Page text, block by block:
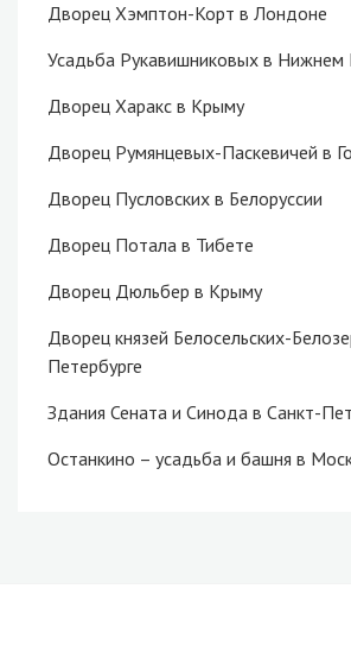
Дворец Хэмптон-Корт в Лондоне
Усадьба Рукавишниковых в Нижнем
Дворец Харакс в Крыму
Дворец Румянцевых-Паскевичей в
Дворец Пусловских в Белоруссии
Дворец Потала в Тибете
Дворец Дюльбер в Крыму
Дворец князей Белосельских-
Петербурге
Здания Сената и Синода в Санкт-
Останкино – усадьба и башня в